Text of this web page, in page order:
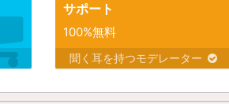
サポート
100%無料
聞く耳を持つモデレーター